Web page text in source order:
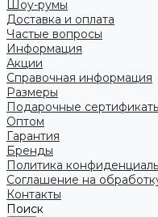
Шоу-румы
Доставка и оплата
Частые вопросы
Информация
Акции
Справочная информация
Размеры
Подарочные
Оптом
Гарантия
Бренды
Политика
Соглашение на
Контакты
Поиск